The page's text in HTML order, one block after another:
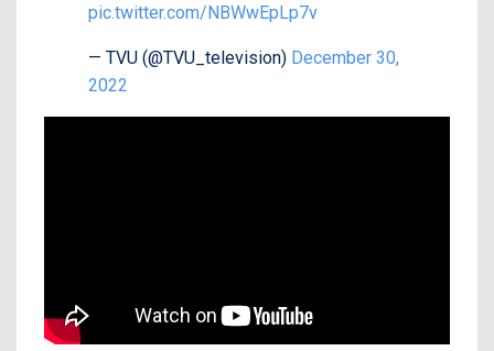
pic.twitter.com/NBWwEpLp7v
— TVU (@TVU_television) December 30,
2022